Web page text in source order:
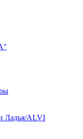
Ладья/ALVI